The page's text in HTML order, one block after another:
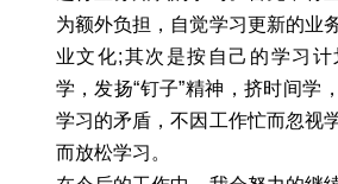
为额外负担，自觉学习更新的业
业文化;其次是按自己的学习计
学，发扬“钉子”精神，挤时间学
学习的矛盾，不因工作忙而忽视
而放松学习。